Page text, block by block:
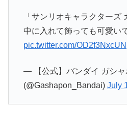
「サンリオキャラクターズ
中に入れて飾っても可愛い
pic.twitter.com/OD2f3NxcUN
— 【公式】バンダイ ガシャ
(@Gashapon_Bandai) July